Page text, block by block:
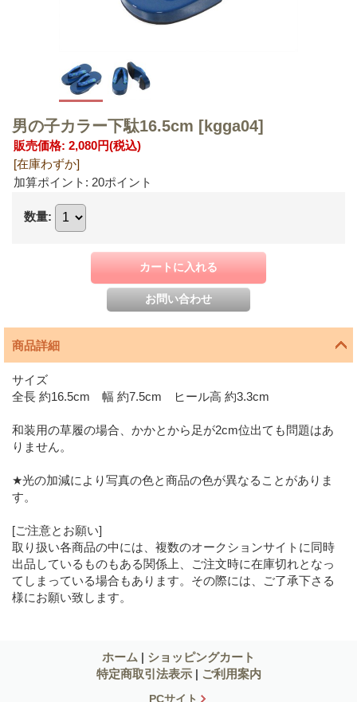
男の子カラー下駄16.5cm [kgga04]
販売価格: 2,080円(税込)
[在庫わずか]
加算ポイント: 20ポイント
数量:
商品詳細
サイズ
全長 約16.5cm 幅 約7.5cm ヒール高 約3.3cm
和装用の草履の場合、かかとから足が2cm位出ても問題はあ
りません。
★光の加減により写真の色と商品の色が異なることがありま
す。
[ご注意とお願い]
取り扱い各商品の中には、複数のオークションサイトに同時
出品しているものもある関係上、ご注文時に在庫切れとなっ
てしまっている場合もあります。その際には、ご了承下さる
様にお願い致します。
ホーム | ショッピングカート
特定商取引法表示 | ご利用案内
PCサイト